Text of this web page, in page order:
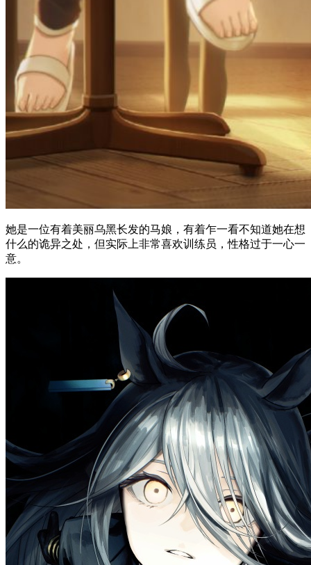
她是一位有着美丽乌黑长发的马娘，有着乍一看不知道她在想
什么的诡异之处，但实际上非常喜欢训练员，性格过于一心一
意。